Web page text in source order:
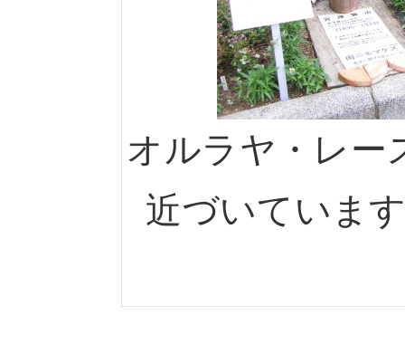
オルラヤ・レー
近づいていま